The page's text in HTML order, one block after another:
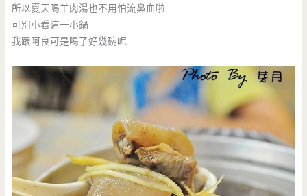
所以夏天喝羊肉湯也不用怕流鼻血啦
可別小看這一小鍋
我跟阿良可是喝了好幾碗呢